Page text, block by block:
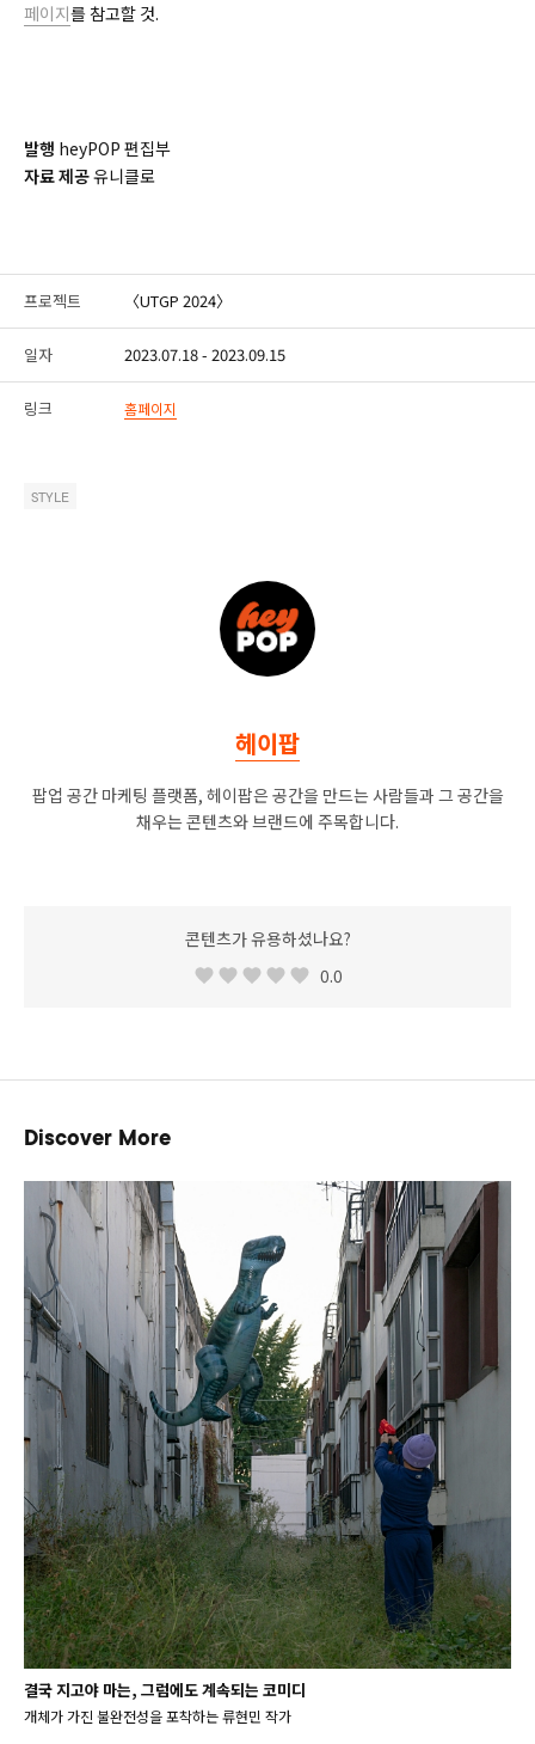
페이지를 참고할 것.
발행 heyPOP 편집부
자료제공유니클로
프로젝트 〈UTGP 2024〉
일자 2023.07.18 - 2023.09.15
링크 홈페이지
STYLE
헤이팝
팝업 공간 마케팅 플랫폼, 헤이팝은 공간을 만드는 사람들과 그 공간을
채우는 콘텐츠와 브랜드에 주목합니다.
콘텐츠가 유용하셨나요?
0.0
Discover More
결국 지고야 마는, 그럼에도 계속되는 코미디
개체가 가진 불완전성을 포착하는 류현민 작가